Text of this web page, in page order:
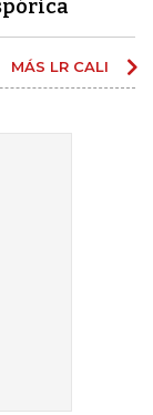
MÁS LR CALI